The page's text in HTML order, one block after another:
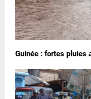
Guinée : fortes pluies